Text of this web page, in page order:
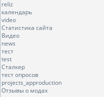
reliz
календарь
video
Статистика сайта
Видео
news
тест
test
Сталкер
тест опросов
projects_approduction
Отзывы о модах